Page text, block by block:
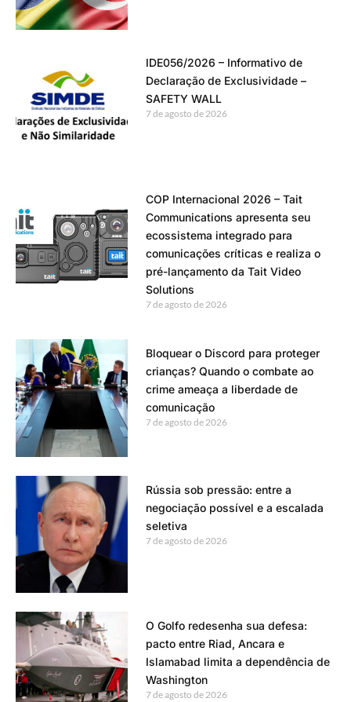
IDE056/2026 – Informativo de
Declaração de Exclusividade –
SAFETY WALL
7 de agosto de 2026
COP Internacional 2026 – Tait
Communications apresenta seu
ecossistema integrado para
comunicações críticas e realiza o
pré-lançamento da Tait Video
Solutions
7 de agosto de 2026
Bloquear o Discord para proteger
crianças? Quando o combate ao
crime ameaça a liberdade de
comunicação
7 de agosto de 2026
Rússia sob pressão: entre a
negociação possível e a escalada
seletiva
7 de agosto de 2026
O Golfo redesenha sua defesa:
pacto entre Riad, Ancara e
Islamabad limita a dependência de
Washington
7 de agosto de 2026